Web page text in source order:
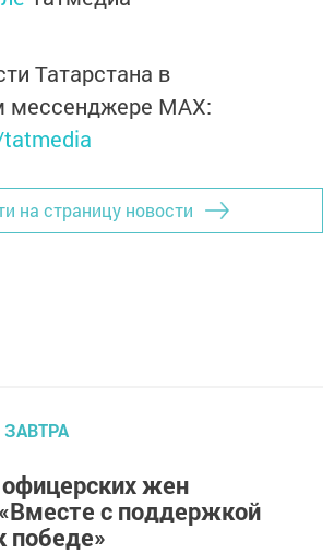
Татарстана в
мессенджере MАХ:
на страницу новости
ЗАВТРА
жен
с поддержкой
победе»